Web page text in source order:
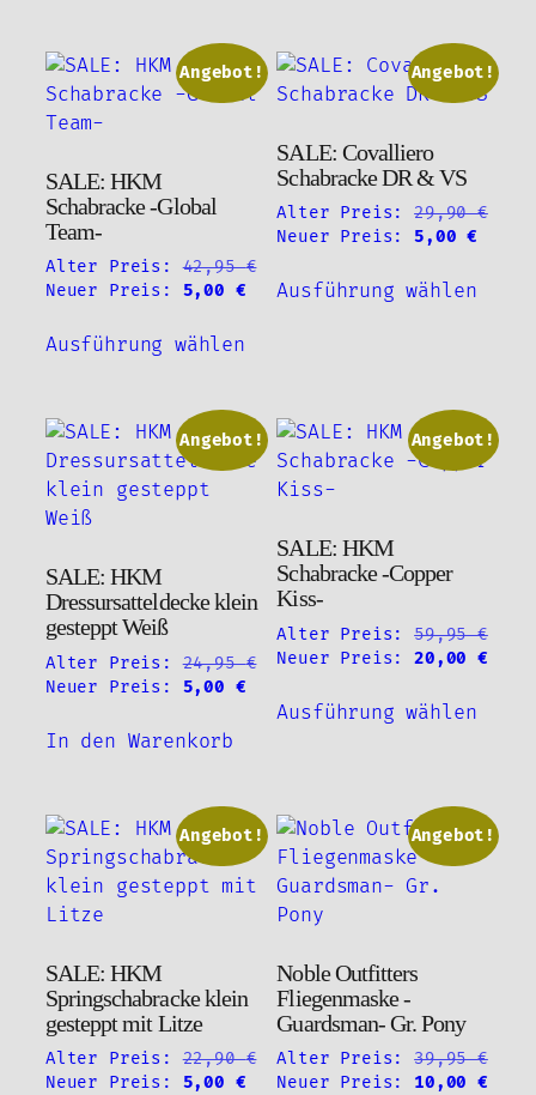
mehrere
Varianten
auf.
Optionen
können
auf
der
Produktseite
gewählt
auf.
Die
der
Angebot!
SALE: HKM
Schabracke -Global
Team-
Alter Preis: 42,95€
Ursprünglicher
war:
Neuer Preis: 5,00 €Aktueller
Ausführung wählenProdukt
mehrere
Varianten
auf.
Die
können
auf
der
Produktseite
gewählt
werden
Angebot!
SALE: Covalliero
Schabracke DR & VS
Alter Preis: 29,90€
Ursprünglicher
war:
Neuer Preis: 5,00€
Ausführung wählen
auf.
Die
Angebot!
SALE: HKM
Dressursatteldecke klein
gesteppt Weiß
Alter Preis: 24,95€
Ursprünglicher
war:
Neuer Preis: 5,00 €Aktueller
Preis
In den Warenkorb
Angebot!
SALE: HKM
Schabracke -Copper
Kiss-
Alter Preis: 59,95€
Ursprünglicher
war:
Neuer Preis: 20,00€
Ausführung wählen
auf.
Die
Angebot!
SALE: HKM
Springschabracke klein
gesteppt mit Litze
Alter Preis: 22,90€
Ursprünglicher
Neuer Preis: 5,00 €Aktueller
Angebot!
Noble Outfitters
Fliegenmaske -
Guardsman- Gr. Pony
Alter Preis: 39,95€
Ursprünglicher
Neuer Preis: 10,00€